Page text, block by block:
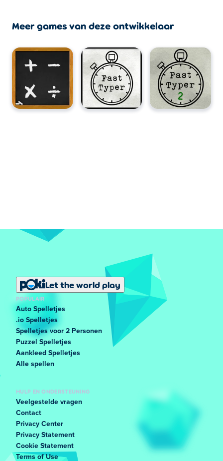
Meer games van deze ontwikkelaar
Let the world play
POPULAIR
Auto Spelletjes
.io Spelletjes
Spelletjes voor 2 Personen
Puzzel Spelletjes
Aankleed Spelletjes
Alle spellen
HULP EN ONDERSTEUNING
Veelgestelde vragen
Contact
Privacy Center
Privacy Statement
Cookie Statement
Terms of Use